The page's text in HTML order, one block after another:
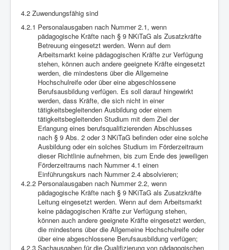
4.2 Zuwendungsfähig sind
4.2.1 Personalausgaben nach Nummer 2.1, wenn
pädagogische Kräfte nach § 9 NKiTaG als Zusatzkräfte
Betreuung eingesetzt werden. Wenn auf dem
Arbeitsmarkt keine pädagogischen Kräfte zur Verfügung
stehen, können auch andere geeignete Kräfte eingesetzt
werden, die mindestens über die Allgemeine
Hochschulreife oder über eine abgeschlossene
Berufsausbildung verfügen. Es soll darauf hingewirkt
werden, dass Kräfte, die sich nicht in einer
tätigkeitsbegleitenden Ausbildung oder einem
tätigkeitsbegleitenden Studium mit dem Ziel der
Erlangung eines berufsqualifizierenden Abschlusses
nach § 9 Abs. 2 oder 3 NKiTaG befinden oder eine solche
Ausbildung oder ein solches Studium im Förderzeitraum
dieser Richtlinie aufnehmen, bis zum Ende des jeweiligen
Förderzeitraums nach Nummer 4.1 einen
Einführungskurs nach Nummer 2.4 absolvieren;
4.2.2 Personalausgaben nach Nummer 2.2, wenn
pädagogische Kräfte nach § 9 NKiTaG als Zusatzkräfte
Leitung eingesetzt werden. Wenn auf dem Arbeitsmarkt
keine pädagogischen Kräfte zur Verfügung stehen,
können auch andere geeignete Kräfte eingesetzt werden,
die mindestens über die Allgemeine Hochschulreife oder
über eine abgeschlossene Berufsausbildung verfügen;
4.2.3 Sachausgaben für die Qualifizierung von pädagogischen